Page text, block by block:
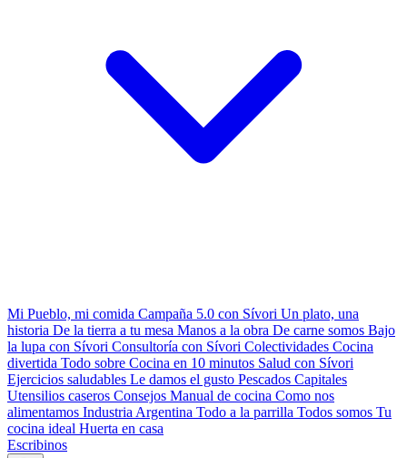
Mi Pueblo, mi comida Campaña 5.0 con Sívori Un plato, una
historia De la tierra a tu mesa Manos a la obra De carne somos Bajo
la lupa con Sívori Consultoría con Sívori Colectividades Cocina
divertida Todo sobre Cocina en 10 minutos Salud con Sívori
Ejercicios saludables Le damos el gusto Pescados Capitales
Utensilios caseros Consejos Manual de cocina Como nos
alimentamos Industria Argentina Todo a la parrilla Todos somos Tu
cocina ideal Huerta en casa
Escribinos